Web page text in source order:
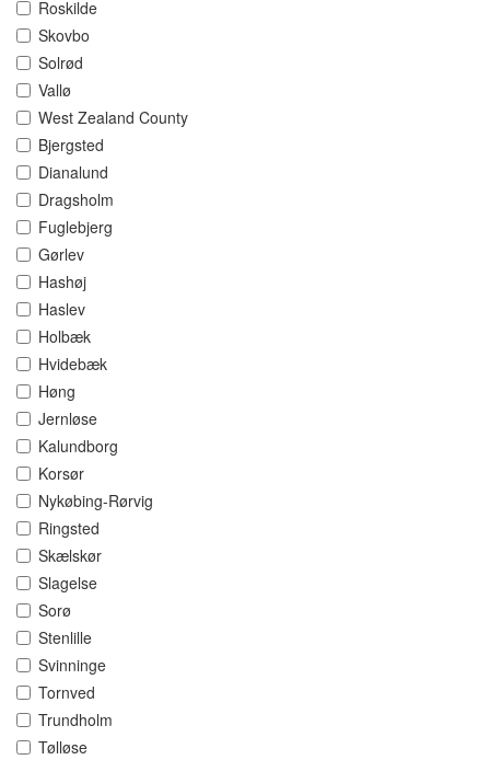
Roskilde
Skovbo
Solrød
Vallø
West Zealand County
Bjergsted
Dianalund
Dragsholm
Fuglebjerg
Gørlev
Hashøj
Haslev
Holbæk
Hvidebæk
Høng
Jernløse
Kalundborg
Korsør
Nykøbing-Rørvig
Ringsted
Skælskør
Slagelse
Sorø
Stenlille
Svinninge
Tornved
Trundholm
Tølløse